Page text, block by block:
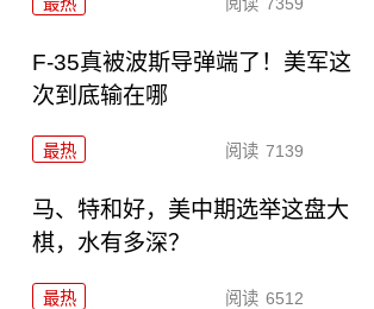
F-35真被波斯导弹端了！美军这
次到底输在哪
最热 阅读 7139
马、特和好，美中期选举这盘大
棋，水有多深？
最热 阅读 6512